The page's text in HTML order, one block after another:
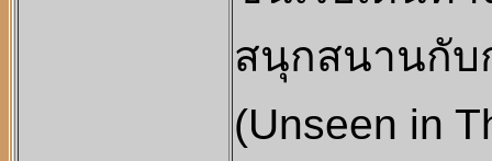
สนุกสนานกับ
(Unseen in